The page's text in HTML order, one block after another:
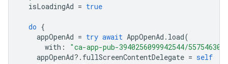
isLoadingAd = true
do {
appOpenAd = try await AppOpenAd . load(
with :
"ca-app-pub-3940256099942544/
appOpenAd?. fullScreenContentDelegate = self